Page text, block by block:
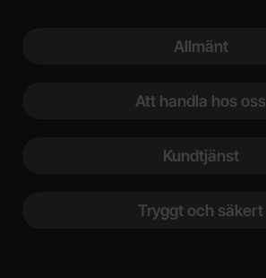
Allmänt
Att handla hos oss
Kundtjänst
Tryggt och säkert